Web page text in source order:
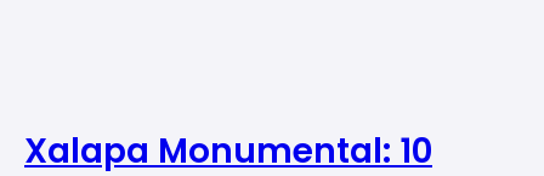
Xalapa Monumental: 10